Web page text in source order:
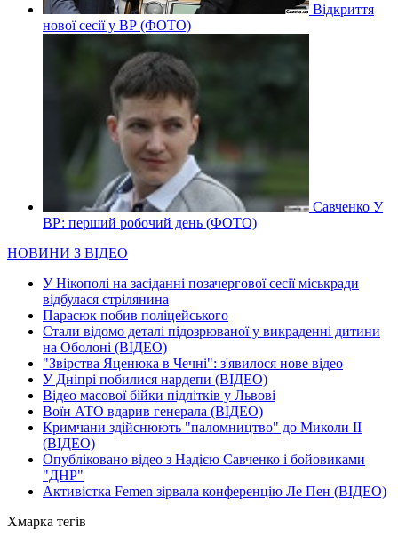
Відкриття
нової сесії у ВР (ФОТО)
Савченко У
ВР: перший робочий день (ФОТО)
НОВИНИ З ВІДЕО
У Нікополі на засіданні позачергової сесії міськради
відбулася стрілянина
Парасюк побив поліцейського
Стали відомо деталі підозрюваної у викраденні дитини
на Оболоні (ВІДЕО)
"Звірства Яценюка в Чечні": з'явилося нове відео
У Дніпрі побилися нардепи (ВІДЕО)
Відео масової бійки підлітків у Львові
Воїн АТО вдарив генерала (ВІДЕО)
Кримчани здійснюють "паломництво" до Миколи ІІ
(ВІДЕО)
Опубліковано відео з Надією Савченко і бойовиками
"ДНР"
Активістка Femen зірвала конференцію Ле Пен (ВІДЕО)
Хмарка тегів